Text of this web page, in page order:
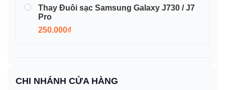
Thay Đuôi sạc Samsung Galaxy J730 / J7
Pro
250.000₫
CHI NHÁNH CỬA HÀNG